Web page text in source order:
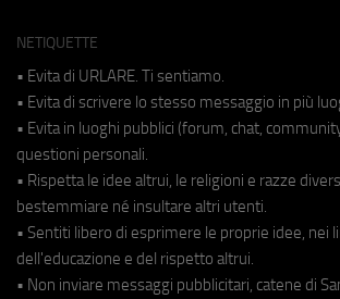
NETIQUETTE
• Evita di URLARE. Ti sentiamo.
• Evita di scrivere lo stesso messaggio in più
• Evita in luoghi pubblici (forum, chat,
questioni personali.
• Rispetta le idee altrui, le religioni e razze
bestemmiare né insultare altri utenti.
• Sentiti libero di esprimere le proprie idee, nei
dell'educazione e del rispetto altrui.
• Non inviare messaggi pubblicitari, catene di